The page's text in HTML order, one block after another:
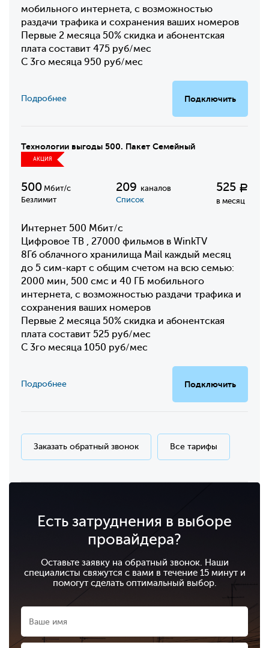
мобильного интернета, с возможностью
раздачи трафика и сохранения ваших номеров
Первые 2 месяца 50% скидка и абонентская
плата составит 475 руб/мес
С 3го месяца 950 руб/мес
Подключить
Подробнее
Технологии выгоды 500. Пакет Семейный
АКЦИЯ
500 Мбит/с
Безлимит
209 каналов
Список
525 Р
в месяц
Интернет 500 Мбит/с
Цифровое ТВ , 27000 фильмов в WinkTV
8Гб облачного хранилища Mail каждый месяц
до 5 сим-карт с общим счетом на всю семью:
2000 мин, 500 смс и 40 ГБ мобильного
интернета, с возможностью раздачи трафика и
сохранения ваших номеров
Первые 2 месяца 50% скидка и абонентская
плата составит 525 руб/мес
С 3го месяца 1050 руб/мес
Подключить
Подробнее
Заказать обратный звонок Все тарифы
Есть затруднения в выборе
провайдера?
Оставьте заявку на обратный звонок. Наши
специалисты свяжутся с вами в течение 15 минут и
помогут сделать оптимальный выбор.